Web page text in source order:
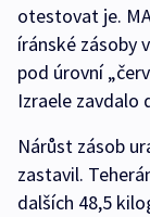
otestovat je.
íránské zásoby
pod úrovní
Izraele zavdalo
Nárůst zásob
zastavil.
dalších 48,5